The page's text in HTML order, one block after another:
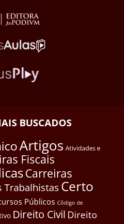
BUSCADOS
Artigos Atividades e
Fiscais
Carreiras
Trabalhistas Certo
Públicos Côdigo de
Direito Civil Direito